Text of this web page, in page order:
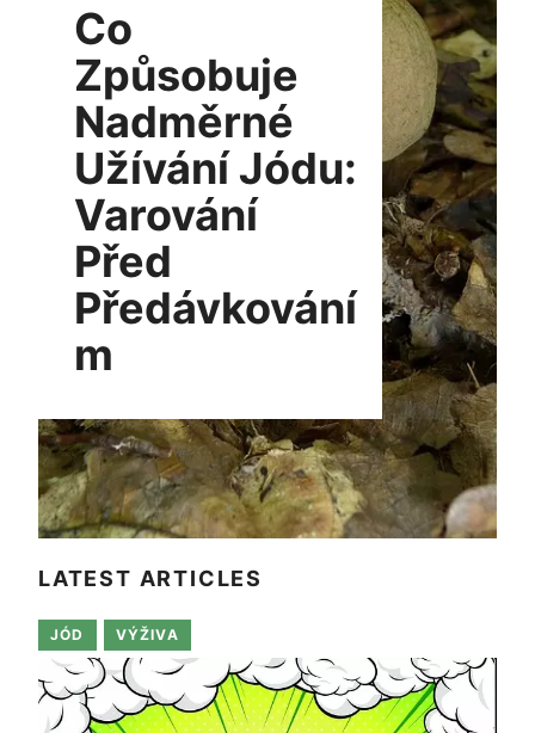
Co
Způsobuje
Nadměrné
Užívání Jódu:
Varování
Před
Předávkování
m
LATEST ARTICLES
JÓD VÝŽIVA